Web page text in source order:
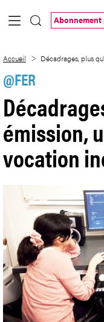
Saut au contenu
Abonnement
Accueil Décadrages, plus
@FER
émission,
vocation